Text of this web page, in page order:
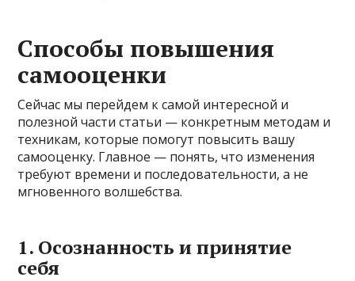
Способы повышения
самооценки
Сейчас мы перейдем к самой интересной и
полезной части статьи — конкретным методам и
техникам, которые помогут повысить вашу
самооценку. Главное — понять, что изменения
требуют времени и последовательности, а не
мгновенного волшебства.
1. Осознанность и принятие
себя